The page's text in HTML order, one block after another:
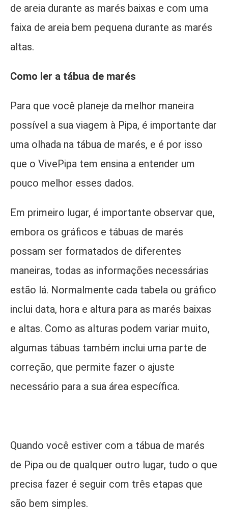
de areia durante as marés baixas e com uma
faixa de areia bem pequena durante as marés
altas.
Como ler a tábua de marés
Para que você planeje da melhor maneira
possível a sua viagem à Pipa, é importante dar
uma olhada na tábua de marés, e é por isso
que o VivePipa tem ensina a entender um
pouco melhor esses dados.
Em primeiro lugar, é importante observar que,
embora os gráficos e tábuas de marés
possam ser formatados de diferentes
maneiras, todas as informações necessárias
estão lá. Normalmente cada tabela ou gráfico
inclui data, hora e altura para as marés baixas
e altas. Como as alturas podem variar muito,
algumas tábuas também inclui uma parte de
correção, que permite fazer o ajuste
necessário para a sua área específica.
Quando você estiver com a tábua de marés
de Pipa ou de qualquer outro lugar, tudo o que
precisa fazer é seguir com três etapas que
são bem simples.